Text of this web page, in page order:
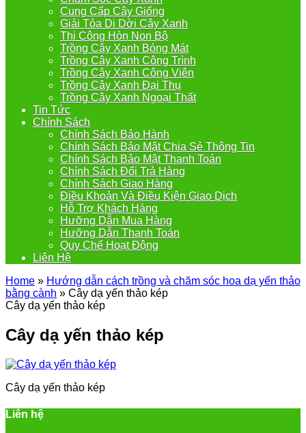
Cung Cấp Cây Giống
Giải Tỏa Di Dời Cây Xanh
Thi Công Hòn Non Bộ
Trồng Cây Xanh Bóng Mát
Trồng Cây Xanh Công Trình
Trồng Cây Xanh Công Viên
Trồng Cây Xanh Đại Thụ
Trồng Cây Xanh Ngoại Thất
Tin Tức
Chính Sách
Chính Sách Bảo Hành
Chính Sách Bảo Mật Chia Sẻ Thông Tin
Chính Sách Bảo Mật Thanh Toán
Chính Sách Đổi Trả Hàng
Chính Sách Giao Hàng
Điều Khoản Và Điều Kiện Giao Dịch
Hỗ Trợ Khách Hàng
Hưỡng Dẫn Mua Hàng
Hưỡng Dẫn Thanh Toán
Quy Chế Hoạt Động
Liên Hệ
Home » Hướng dẫn cách trồng và chăm sóc hoa dạ yến thảo
bằng cành » Cây dạ yến thảo kép
Cây dạ yến thảo kép
Cây dạ yến thảo kép
Cây dạ yến thảo kép
Liên hệ